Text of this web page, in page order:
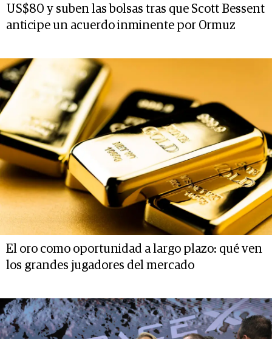
US$80 y suben las bolsas tras que Scott Bessent
anticipe un acuerdo inminente por Ormuz
El oro como oportunidad a largo plazo: qué ven
los grandes jugadores del mercado